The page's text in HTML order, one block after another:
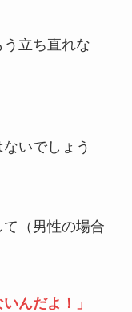
立ち直れな
いでしょう
（男性の場合
んだよ！」